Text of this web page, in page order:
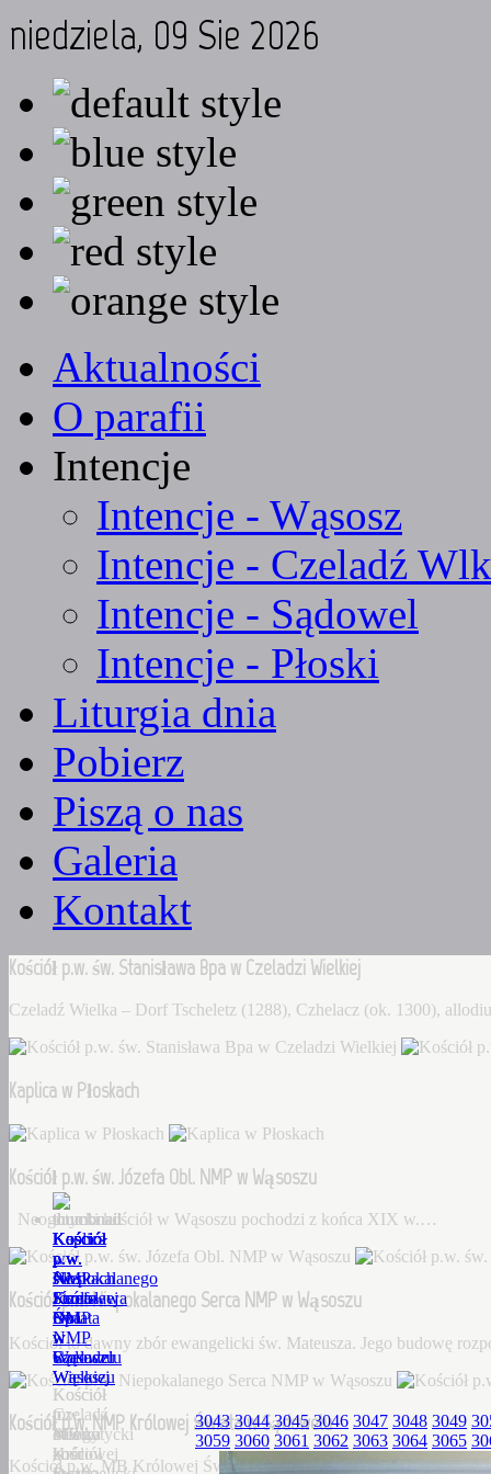
niedziela, 09 Sie 2026
Aktualności
O parafii
Intencje
Intencje - Wąsosz
Intencje - Czeladź
Intencje - Sądowel
Intencje - Płoski
Liturgia dnia
Pobierz
Piszą o nas
Galeria
Kontakt
Kościół p.w. św. Stanisława Bpa w Czeladzi Wielkiej
Czeladź Wielka – Dorf Tscheletz (1288), Czhelacz (ok. 1300),
Kaplica w Płoskach
Kościół p.w. św. Józefa Obl. NMP w Wąsoszu
Neogotycki kościół w Wąsoszu pochodzi z końca XIX w.…
Kościół p.w. Niepokalanego Serca NMP w Wąsoszu
Kościół to dawny zbór ewangelicki św. Mateusza. Jego budowę
Kościół p.w. NMP Królowej Świata w Sądowelu
Kościół p.w. MB Królowej Świata w Sądowelu wybudowany w
Kościół
p.w.
św.
Stanisława
Bpa
w
Czeladzi
Wielkiej
Czeladź
Wielka
–
Kaplica
w
Płoskach
Kościół
p.w.
św.
Józefa
Obl.
NMP
w
Wąsoszu
Neogotycki
kościół
Kościół
p.w.
Niepokalanego
Serca
NMP
w
Wąsoszu
Kościół
to
dawny
zbór
Kościół
p.w.
NMP
Królowej
Świata
w
Sądowelu
Kościół
p.w.
MB
Królowej
3043 3044 3045 3046 3047 3048 3049
3059 3060 3061 3062 3063 3064 3065